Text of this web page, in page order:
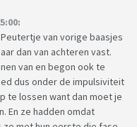
van vorige baasjes
dan van achteren vast.
van en begon ook te
dus onder de impulsiviteit
te lossen want dan moet je
En ze hadden omdat